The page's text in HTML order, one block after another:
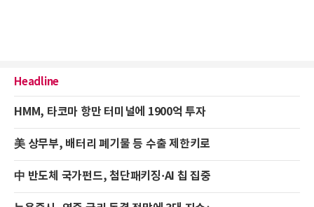
Headline
HMM, 타코마 항만 터미널에 1900억 투자
美 상무부, 배터리 폐기물 등 수출 제한키로
中 반도체 국가펀드, 첨단패키징·AI 칩 집중